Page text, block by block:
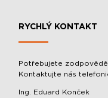
RYCHLÝ KONTAKT
Potřebujete
Kontaktujte nás
Ing. Eduard Konček